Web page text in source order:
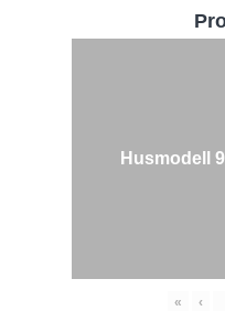
Husmodell
« ‹